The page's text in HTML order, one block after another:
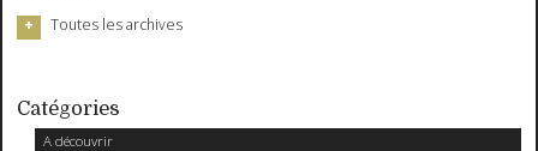
Toutes les archives
Catégories
A découvrir